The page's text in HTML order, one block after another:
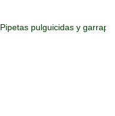
Pipetas pulguicidas y